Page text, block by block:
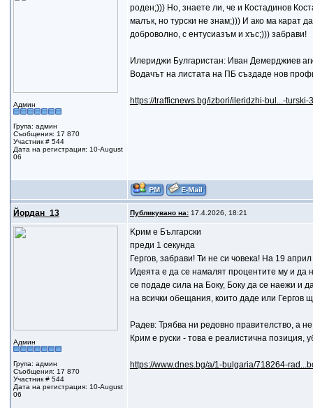
Админ
Група: админ
Съобщения: 17 870
Участник # 544
Дата на регистрация: 10-August
06
роден;))) Но, знаете ли, че и Костадинов
малък, но турски не знам;))) И ако ма карат
доброволно, с ентусиазъм и хъс;))) забрави!
Илериджи Булгаристан: Иван Демерджиев
Водачът на листата на ПБ създаде нов
https://trafficnews.bg/izbori/ileridzhi-bul...-turski-
Йордан_13 Публикувано на:17.4.2026, 18:21
Админ
Група: админ
Съобщения: 17 870
Участник # 544
Дата на регистрация: 10-August
06
Kрим е Български
преди 1 секунда
Гергов, забрави! Ти не си човека! На 19
Идеята е да се намалят процентите му и да
се подаде сила на Боку, Боку да се наежи и
на всички обещания, които даде или Гергов
Радев: Трябва ни редовно правителство, а
Крим е руски - това е реалистична позиция,
https://www.dnes.bg/a/1-bulgaria/718264-